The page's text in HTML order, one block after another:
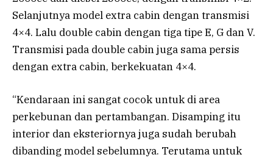
Selanjutnya model extra cabin dengan transmisi
4×4. Lalu double cabin dengan tiga tipe E, G dan V.
Transmisi pada double cabin juga sama persis
dengan extra cabin, berkekuatan 4×4.
“Kendaraan ini sangat cocok untuk di area
perkebunan dan pertambangan. Disamping itu
interior dan eksteriornya juga sudah berubah
dibanding model sebelumnya. Terutama untuk